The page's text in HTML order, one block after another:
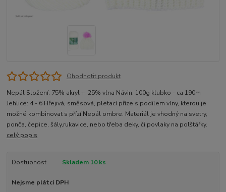
Ohodnotit produkt
Nepál Složení: 75% akryl + 25% vlna Návin: 100g klubko - ca 190m
Jehlice: 4 - 6 Hřejivá, směsová, pletací příze s podílem vlny, kterou je
možné kombinovat s přízí Nepál ombre. Materiál je vhodný na svetry,
ponča, čepice, šály,rukavice, nebo třeba deky, či povlaky na polštářky.
celý popis
Dostupnost Skladem 10 ks
Nejsme plátci DPH